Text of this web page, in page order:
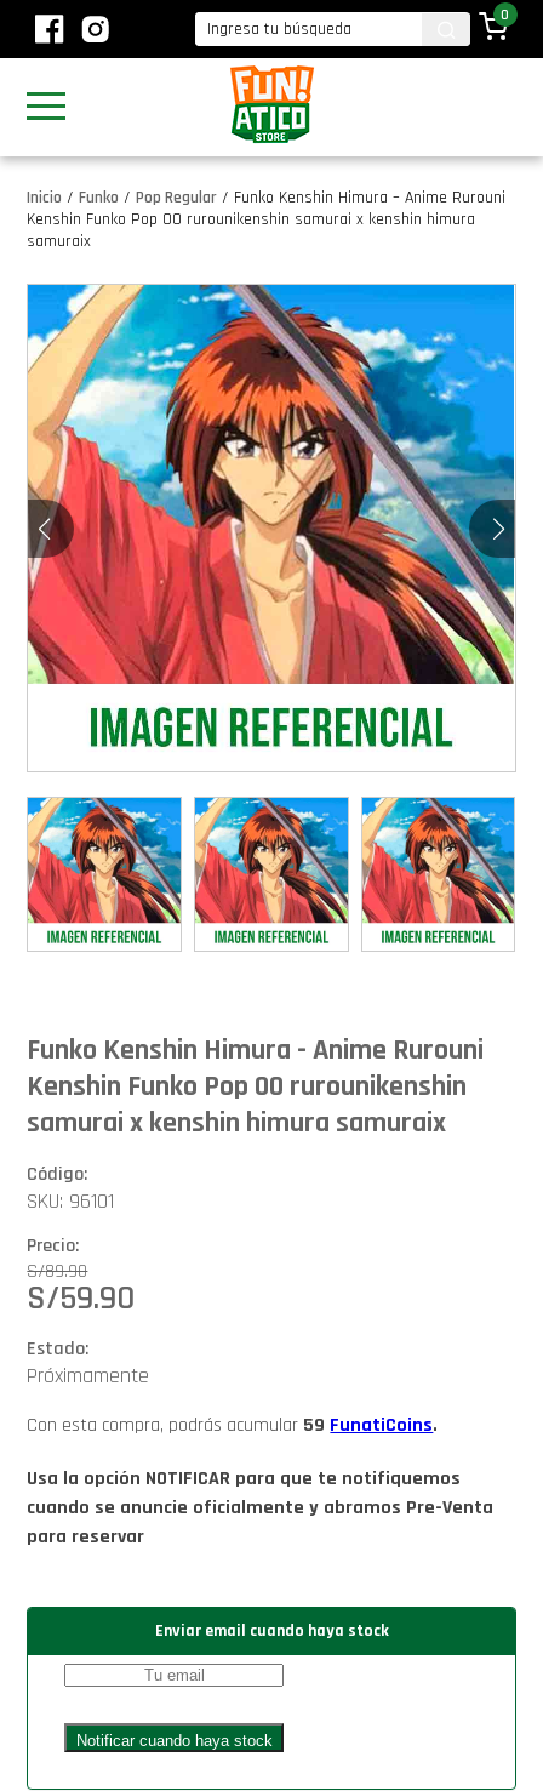
0
Inicio / Funko / Pop Regular / Funko Kenshin Himura – Anime Rurouni
Kenshin Funko Pop 00 rurounikenshin samurai x kenshin himura
samuraix
Funko Kenshin Himura - Anime Rurouni
Kenshin Funko Pop 00 rurounikenshin
samurai x kenshin himura samuraix
Código:
SKU: 96101
Precio:
S/89.90
S/59.90
Estado:
Próximamente
Con esta compra, podrás acumular 59 FunatiCoins.
Usa la opción NOTIFICAR para que te notifiquemos
cuando se anuncie oficialmente y abramos Pre-Venta
para reservar
Enviar email cuando haya stock